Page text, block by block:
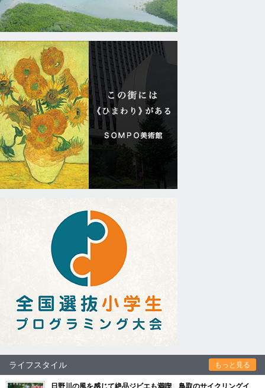
ライフスタイル もっと見る
日野川の風を感じて絶品ジビエも満喫 鳥取のサイクリングイ